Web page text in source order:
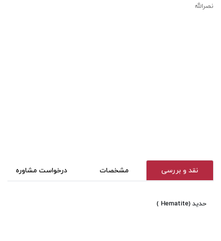
نصرالله
نقد و بررسی مشخصات درخواست مشاوره
حدید (Hematite )